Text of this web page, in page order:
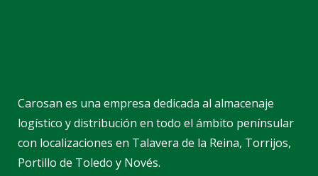
Carosan es una empresa dedicada al almacenaje
logístico y distribución en todo el ámbito penínsular
con localizaciones en Talavera de la Reina, Torrijos,
Portillo de Toledo y Novés.